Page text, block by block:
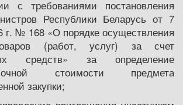
с требованиями постановления
Республики Беларусь от 7
г. № 168 «О порядке осуществления
(работ, услуг) за счет
средств» за определение
стоимости предмета
закупки;